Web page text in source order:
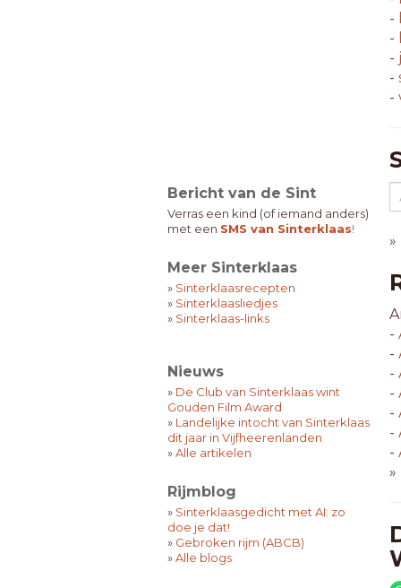
Bericht van de Sint
Verras een kind (of iemand anders)
met een SMS van Sinterklaas!
Meer Sinterklaas
» Sinterklaasrecepten
» Sinterklaasliedjes
» Sinterklaas-links
Nieuws
» De Club van Sinterklaas wint
Gouden Film Award
» Landelijke intocht van Sinterklaas
dit jaar in Vijfheerenlanden
»Alle artikelen
Rijmblog
» Sinterklaasgedicht met AI: zo
doe je dat!
» Gebroken rijm (ABCB)
»Alle blogs
-
-
-
-
-
-
-
-
-
-
-
-
»